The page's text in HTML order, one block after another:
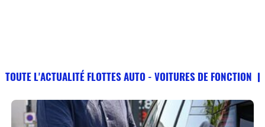
TOUTE L'ACTUALITÉ FLOTTES AUTO - VOITURES DE FONCTION